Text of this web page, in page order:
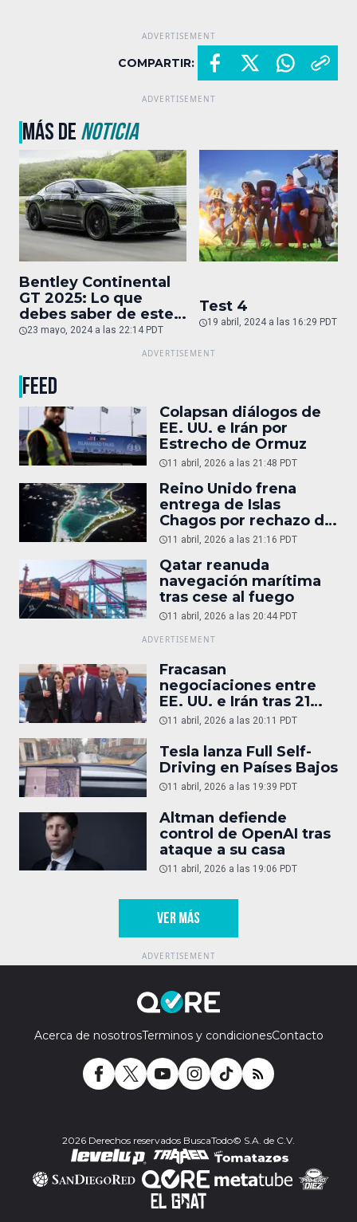
COMPARTIR:
MÁS DENOTICIA
Bentley Continental
GT 2025: Lo que
debes saber de este
auto de superlujo
23 mayo, 2024 a las 22:14 PDT
Test 4
19 abril, 2024 a las 16:29 PDT
FEED
Colapsan diálogos de
EE. UU. e Irán por
Estrecho de Ormuz
11 abril, 2026 a las 21:48 PDT
Reino Unido frena
entrega de Islas
Chagos por rechazo de
Trump
11 abril, 2026 a las 21:16 PDT
Qatar reanuda
navegación marítima
tras cese al fuego
11 abril, 2026 a las 20:44 PDT
Fracasan
negociaciones entre
EE. UU. e Irán tras 21
horas
11 abril, 2026 a las 20:11 PDT
Tesla lanza Full Self-
Driving en Países Bajos
11 abril, 2026 a las 19:39 PDT
Altman defiende
control de OpenAI tras
ataque a su casa
11 abril, 2026 a las 19:06 PDT
VER MÁS
Acerca de nosotrosTerminos y condicionesContacto
2026 Derechos reservados BuscaTodo© S.A. de C.V.